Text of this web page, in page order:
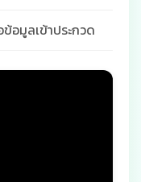
ข้อมูลเข้าประกวด